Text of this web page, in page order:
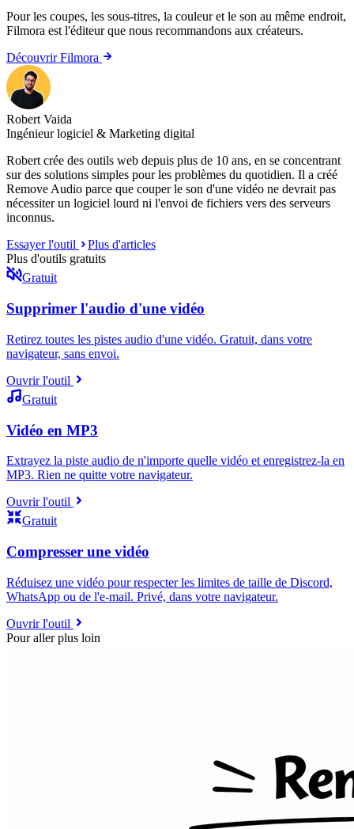
Pour les coupes, les sous-titres, la couleur et le son au même endroit,
Filmora est l'éditeur que nous recommandons aux créateurs.
Découvrir Filmora
Robert Vaida
Ingénieur logiciel & Marketing digital
Robert crée des outils web depuis plus de 10 ans, en se concentrant
sur des solutions simples pour les problèmes du quotidien. Il a créé
Remove Audio parce que couper le son d'une vidéo ne devrait pas
nécessiter un logiciel lourd ni l'envoi de fichiers vers des serveurs
inconnus.
Essayer l'outil
Plus d'articles
Plus d'outils gratuits
Gratuit
Supprimer l'audio d'une vidéo
Retirez toutes les pistes audio d'une vidéo. Gratuit, dans votre
navigateur, sans envoi.
Ouvrir l'outil
Gratuit
Vidéo en MP3
Extrayez la piste audio de n'importe quelle vidéo et enregistrez-la en
MP3. Rien ne quitte votre navigateur.
Ouvrir l'outil
Gratuit
Compresser une vidéo
Réduisez une vidéo pour respecter les limites de taille de Discord,
WhatsApp ou de l'e-mail. Privé, dans votre navigateur.
Ouvrir l'outil
Pour aller plus loin